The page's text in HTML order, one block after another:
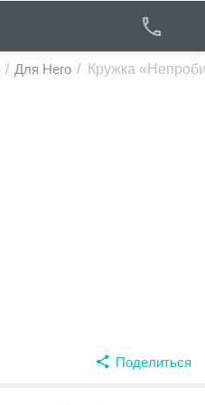
/ Для Него / Кружка
Поделиться